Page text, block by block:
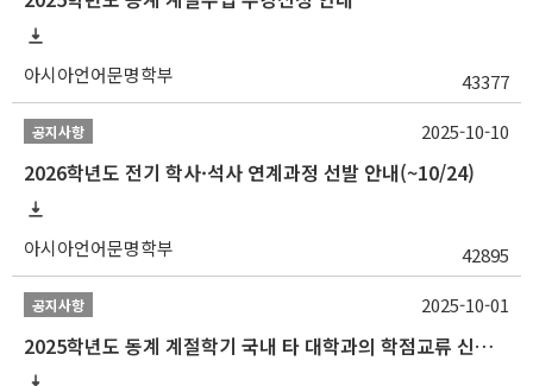
아시아언어문명학부 43377
공지사항
2026학년도 전기 학사·석사 연계과정 선발 안내(~10/24)
아시아언어문명학부 42895
2025-10-10
공지사항
2025학년도 동계 계절학기 국내 타 대학과의 학점교류 신청 안내
2025-10-01